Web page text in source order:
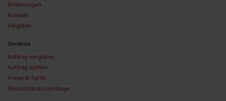
Erfahrungen
Kontakt
Ratgeber
Services
Auftrag vergeben
Auftrag suchen
Preise & Tarife
Deutschlands Landtage